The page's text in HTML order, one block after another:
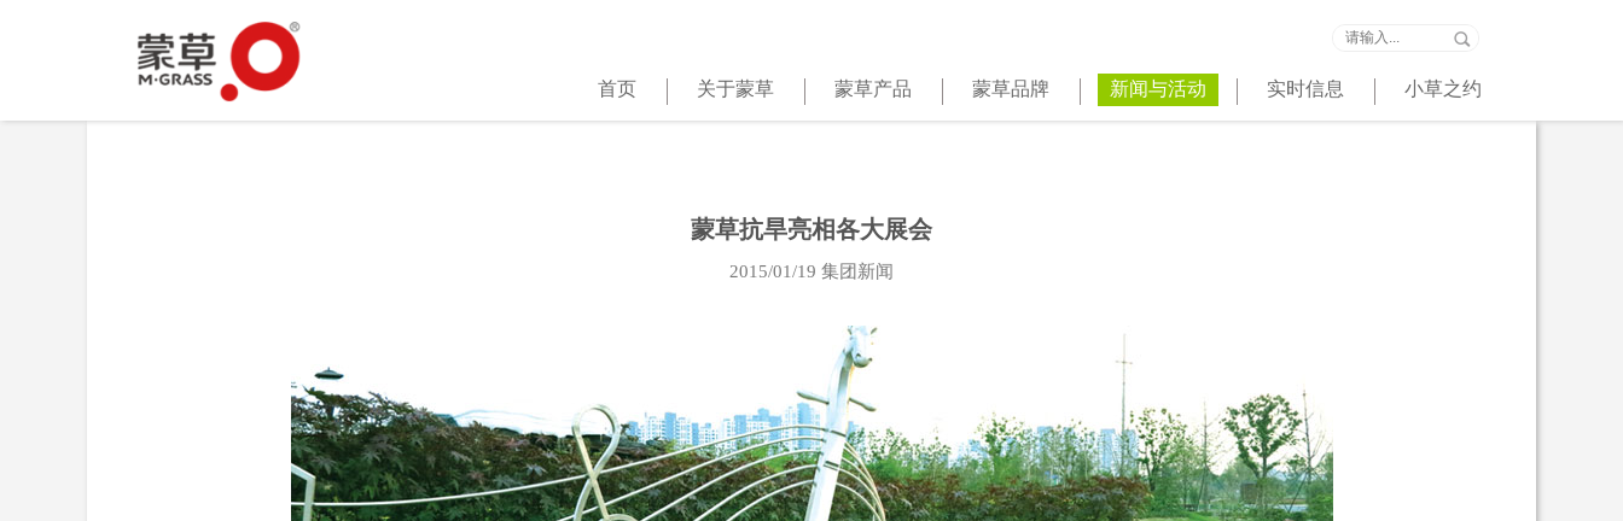
首页 关于蒙草 蒙草产品 蒙草品牌 新闻与活动 实时信息 小草之约
蒙草抗旱亮相各大展会
2015/01/19 集团新闻